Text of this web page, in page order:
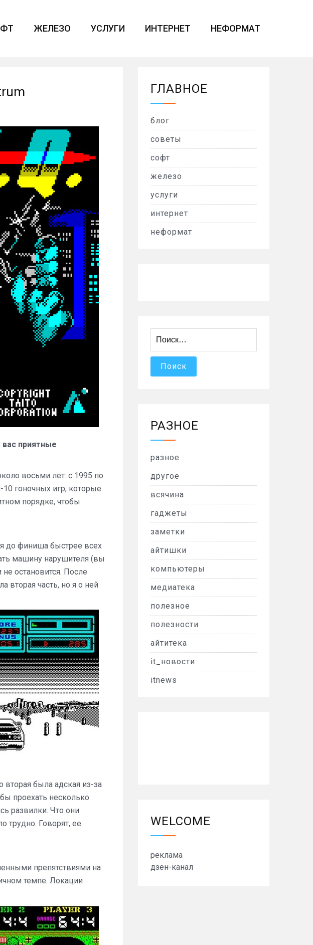
ЖЕЛЕЗО УСЛУГИ ИНТЕРНЕТ НЕФОРМАТ
вас приятные
восьми лет: с 1995 по
10 гоночных игр, которые
порядке, чтобы
до финиша быстрее всех
машину нарушителя (вы
остановится. После
вторая часть, но я о ней
была адская из-за
проехать несколько
развилки. Что они
трудно. Говорят, ее
препятствиями на
темпе. Локации
ГЛАВНОЕ
блог
советы
софт
железо
услуги
интернет
неформат
РАЗНОЕ
разное
другое
всячина
гаджеты
заметки
айтишки
компьютеры
медиатека
полезное
полезности
айтитека
it_новости
itnews
WELCOME
реклама
дзен-канал